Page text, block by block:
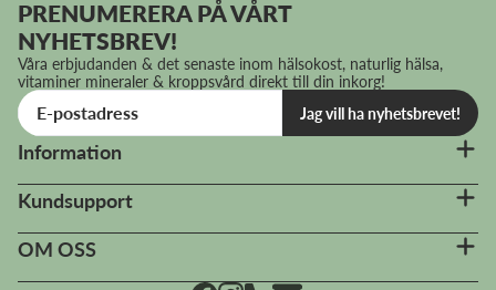
PRENUMERERA PÅ VÅRT
NYHETSBREV!
Våra erbjudanden & det senaste inom hälsokost, naturlig hälsa,
vitaminer mineraler & kroppsvård direkt till din inkorg!
Jag vill ha nyhetsbrevet!
Information
Kundsupport
OM OSS